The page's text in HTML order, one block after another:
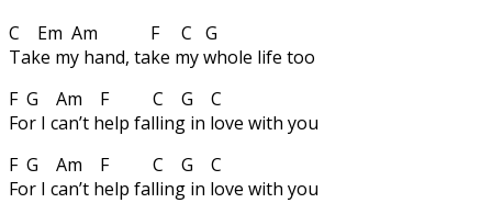
C Em Am F C G
Take my hand, take my whole life too
F G Am F C G C
For I can’t help falling in love with you
F G Am F C G C
For I can’t help falling in love with you